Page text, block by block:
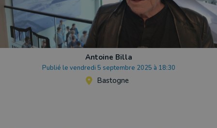
Antoine Billa
Publié le vendredi 5 septembre 2025 à 18:30
Bastogne